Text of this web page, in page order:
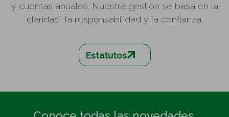
y cuentas anuales. Nuestra gestión se basa en la
claridad, la responsabilidad y la confianza.
Estatutos